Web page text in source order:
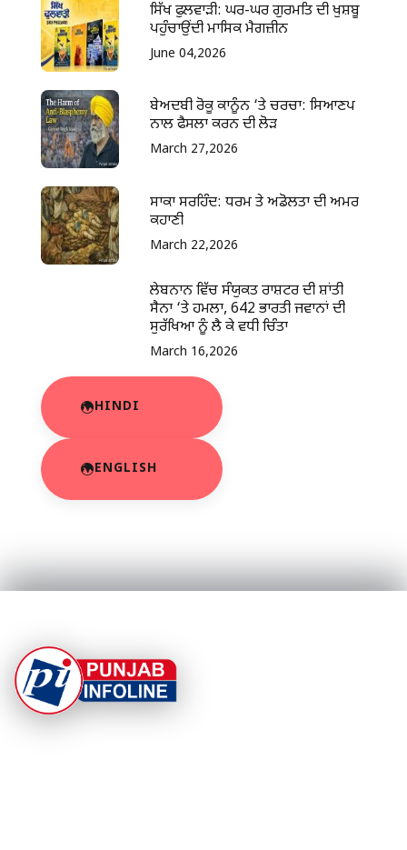
ਸਿੱਖ ਫੁਲਵਾੜੀ: ਘਰ-ਘਰ ਗੁਰਮਤਿ ਦੀ ਖੁਸ਼ਬੂ
ਪਹੁੰਚਾਉਂਦੀ ਮਾਸਿਕ ਮੈਗਜ਼ੀਨ
June 04,2026
ਬੇਅਦਬੀ ਰੋਕੂ ਕਾਨੂੰਨ ‘ਤੇ ਚਰਚਾ: ਸਿਆਣਪ
ਨਾਲ ਫੈਸਲਾ ਕਰਨ ਦੀ ਲੋੜ
March 27,2026
ਸਾਕਾ ਸਰਹਿੰਦ: ਧਰਮ ਤੇ ਅਡੋਲਤਾ ਦੀ ਅਮਰ
ਕਹਾਣੀ
March 22,2026
ਲੇਬਨਾਨ ਵਿੱਚ ਸੰਯੁਕਤ ਰਾਸ਼ਟਰ ਦੀ ਸ਼ਾਂਤੀ
ਸੈਨਾ ‘ਤੇ ਹਮਲਾ, 642 ਭਾਰਤੀ ਜਵਾਨਾਂ ਦੀ
ਸੁਰੱਖਿਆ ਨੂੰ ਲੈ ਕੇ ਵਧੀ ਚਿੰਤਾ
March 16,2026
HINDI
ENGLISH